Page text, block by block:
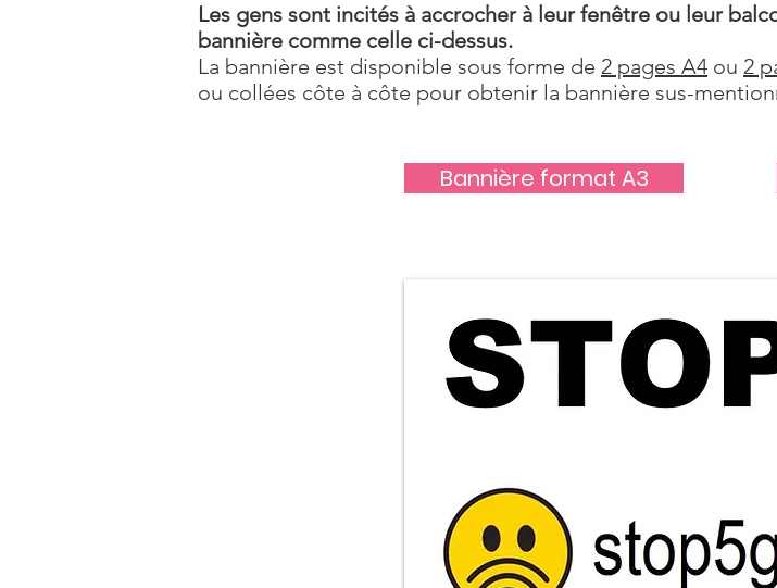
Les gens sont incités à accrocher à leur fenêtre ou leur
bannière comme celle ci-dessus.
La bannière est disponible sous forme de 2 pages A4 ou 2
ou collées côte à côte pour obtenir la bannière sus-
Bannière format A3